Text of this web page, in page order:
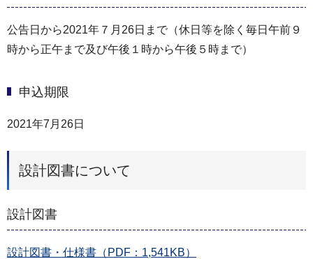
公告日から2021年７月26日まで（休日等を除く毎日午前９
時から正午まで及び午後１時から午後５時まで）
申込期限
2021年7月26日
設計図書について
設計図書
設計図書・仕様書（PDF：1,541KB）